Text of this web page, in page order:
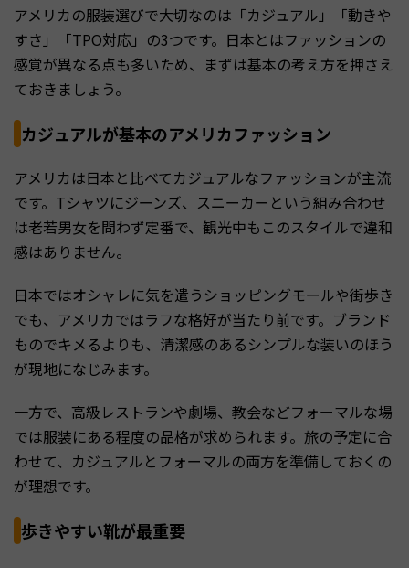
アメリカの服装選びで大切なのは「カジュアル」「動きや
すさ」「TPO対応」の3つです。日本とはファッションの
感覚が異なる点も多いため、まずは基本の考え方を押さえ
ておきましょう。
カジュアルが基本のアメリカファッション
アメリカは日本と比べてカジュアルなファッションが主流
です。Tシャツにジーンズ、スニーカーという組み合わせ
は老若男女を問わず定番で、観光中もこのスタイルで違和
感はありません。
日本ではオシャレに気を遣うショッピングモールや街歩き
でも、アメリカではラフな格好が当たり前です。ブランド
ものでキメるよりも、清潔感のあるシンプルな装いのほう
が現地になじみます。
一方で、高級レストランや劇場、教会などフォーマルな場
では服装にある程度の品格が求められます。旅の予定に合
わせて、カジュアルとフォーマルの両方を準備しておくの
が理想です。
歩きやすい靴が最重要